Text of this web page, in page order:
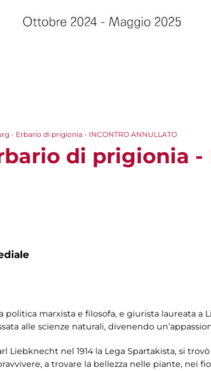
- Erbario di prigionia - INCONTRO ANNULLATO
di prigionia -
marxista e filosofa, e giurista laureata a
alle scienze naturali, divenendo
Liebknecht nel 1914 la Lega Spartakista, si
a trovare la bellezza nelle piante, nei